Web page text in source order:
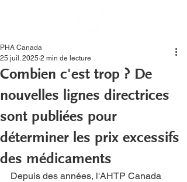
Combien c'est trop ? De
nouvelles lignes directrices
sont publiées pour
déterminer les prix excessifs
des médicaments
PHA Canada
25 juil. 2025 2 min de lecture
Depuis des années, l'AHTP Canada